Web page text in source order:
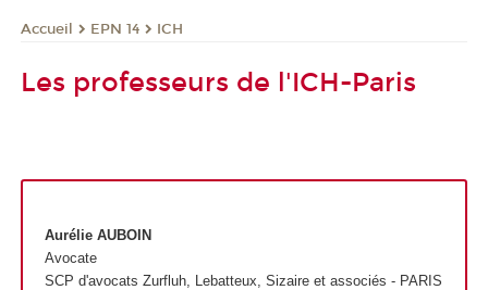
Accueil EPN 14 ICH
Les professeurs de l'ICH-Paris
Aurélie AUBOIN
Avocate
SCP d'avocats Zurfluh, Lebatteux, Sizaire et associés - PARIS